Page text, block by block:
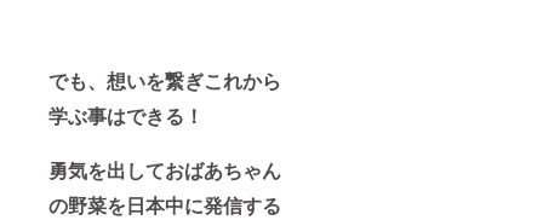
でも、想いを繋ぎこれから
学ぶ事はできる！
勇気を出しておばあちゃん
の野菜を日本中に発信する